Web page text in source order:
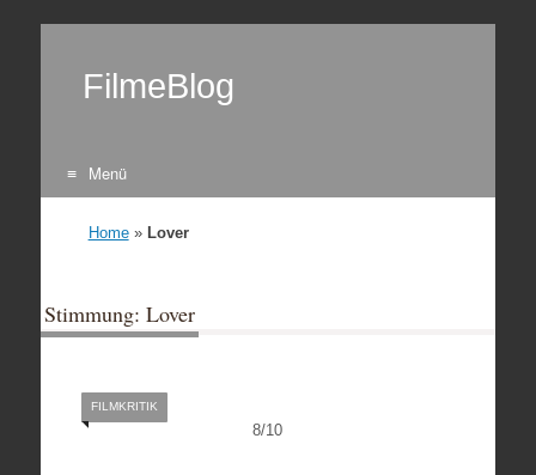
FilmeBlog
Menü
Home» Lover
Stimmung: Lover
8/10
FILMKRITIK